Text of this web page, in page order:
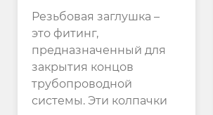
Стали Отливки По
Выплавляемым
Моделям Имеют
Внутреннюю Резьбу
Резьбовая заглушка –
это фитинг,
предназначенный для
закрытия концов
трубопроводной
системы. Эти колпачки